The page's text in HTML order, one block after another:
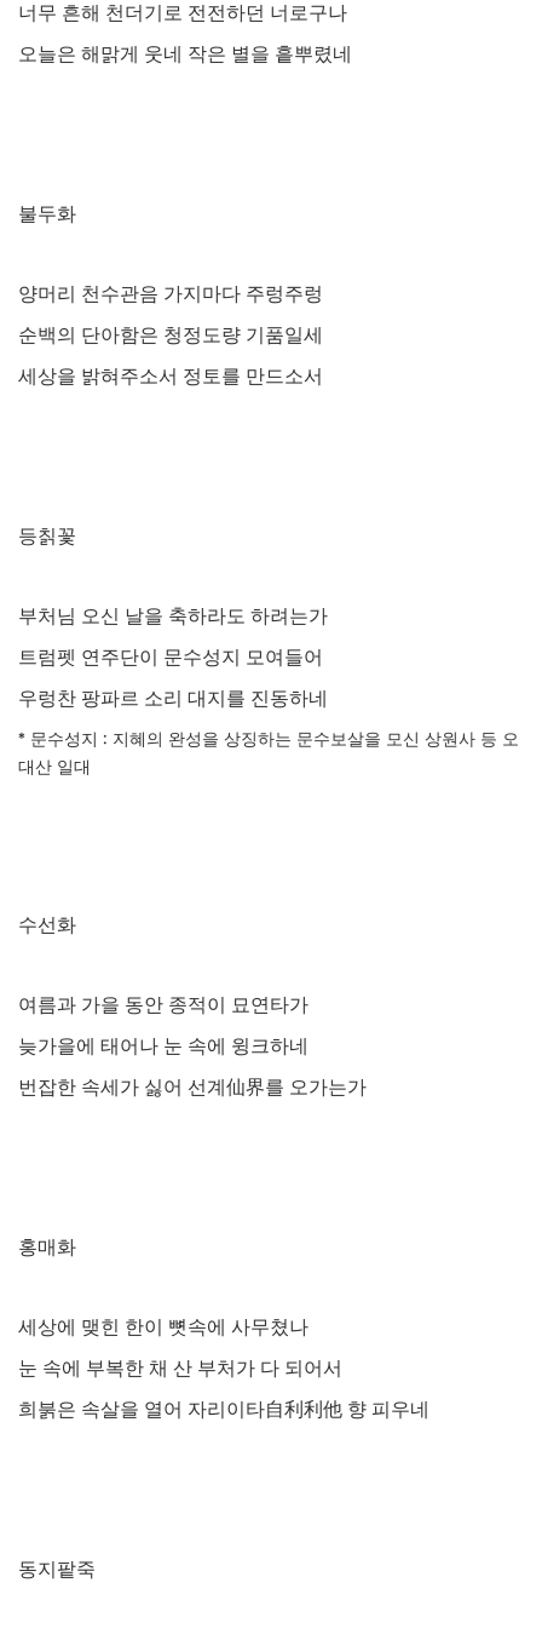
너무 흔해 천더기로 전전하던 너로구나
오늘은 해맑게 웃네 작은 별을 흩뿌렸네
불두화
양머리 천수관음 가지마다 주렁주렁
순백의 단아함은 청정도량 기품일세
세상을 밝혀주소서 정토를 만드소서
등칡꽃
부처님 오신 날을 축하라도 하려는가
트럼펫 연주단이 문수성지 모여들어
우렁찬 팡파르 소리 대지를 진동하네
* 문수성지 : 지혜의 완성을 상징하는 문수보살을 모신 상원사 등 오
대산 일대
수선화
여름과 가을 동안 종적이 묘연타가
늦가을에 태어나 눈 속에 윙크하네
번잡한 속세가 싫어 선계 仙界를 오가는가
홍매화
세상에 맺힌 한이 뼛속에 사무쳤나
눈 속에 부복한 채 산 부처가 다 되어서
희붉은 속살을 열어 자리이타自利利他 향 피우네
동지팥죽